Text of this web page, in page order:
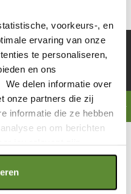
voorkeurs-, en
ervaring van onze
te personaliseren,
en ons
delen informatie over
onze partners die zij
informatie die ze hebben
en om berichten
klikt, ga je akkoord
website. Als je niet alle
WWF / Green Renaissance